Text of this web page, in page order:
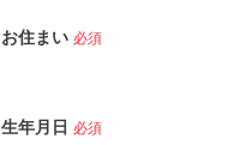
お住まい 必須
生年月日 必須